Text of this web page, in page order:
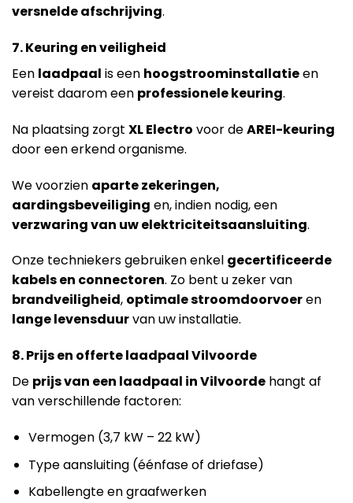
versnelde afschrijving.
7. Keuring en veiligheid
Een laadpaal is een hoogstroominstallatieen
vereist daarom een professionele keuring.
Na plaatsing zorgt XL Electro voor deAREI-keuring
door een erkend organisme.
We voorzien aparte zekeringen,
aardingsbeveiliging en, indien nodig, een
verzwaring van uw elektriciteitsaansluiting.
Onze techniekers gebruiken enkel gecertificeerde
kabels en connectoren. Zo bent u zeker van
brandveiligheid, optimale stroomdoorvoeren
lange levensduurvan uw installatie.
8. Prijs en offerte laadpaal Vilvoorde
De prijs van een laadpaal in Vilvoorde hangt af
van verschillende factoren:
Vermogen (3,7 kW – 22 kW)
Type aansluiting (éénfase of driefase)
Kabellengte en graafwerken